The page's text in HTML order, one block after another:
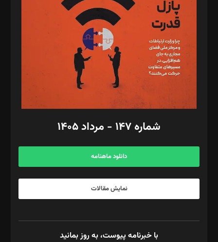
مصطفی مسجدی آرانی، ابوالفضل رجبی، زهرا فکرانه، فائزه فتحی
رستمی،مصطفی باستان
ویرایش: نگار استاد‌‌آقا
طراح یونیفرم: مجید توکلی
فیلمبرداری و عکاسی: امیر شفیعی، مانی لطفی زاده
گرافیک و صفحه‌آرایی: سید‌سبحان‌علی ثابت
مد‌یر توسعه تجاری: کامبیز برید‌
امور مالی: شاپور رهبری، محمد‌ کاظمی‌نیا
آگهی و مشترکین: ۰۹۱۹۹۹۹۰۴۵۴
شماره ۱۴۷ - مرداد ۱۴۰۵
دانلود ماهنامه
نمایش مقالات
با خبرنامه پیوست، به روز بمانید